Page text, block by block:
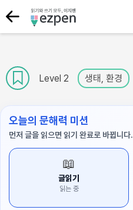
Level 2 생태, 환경
오늘의 문해력 미션
먼저 글을 읽으면 읽기 완료로 바뀝니다.
📖
글읽기
읽는 중